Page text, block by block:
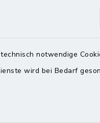
notwendige
wird bei Bedarf
04832
04832